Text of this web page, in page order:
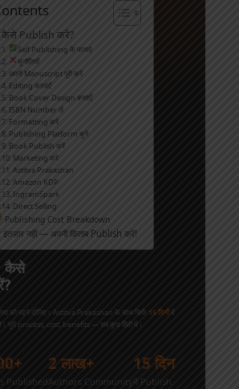
कैसे Publish करें?
Self Publishing के फायदे
चुनौतियाँ
अपनी Manuscript पूरी करें
Editing करवाएँ
Book Cover Design बनवाएँ
ISBN Number लें
Formatting करें
Publishing Platform चुनें
Book Publish करें
Marketing करें
Astitva Prakashan
Amazon KDP
IngramSpark
Direct Selling
Publishing Cost Breakdown
नहीं — अपनी किताब Publish करें!
कैसे
को पढ़ने दीजिए। Astitva Prakashan के साथ सिर्फ 15 दिनों में
पूरी process, cost, benefits — सब कुछ हिंदी में।
Published
2 लाख+
Authors Community
15 दिन
में Publish